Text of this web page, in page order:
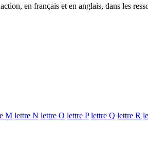
en français et en anglais, dans les
M lettre N lettre O lettre P lettre Q lettre R